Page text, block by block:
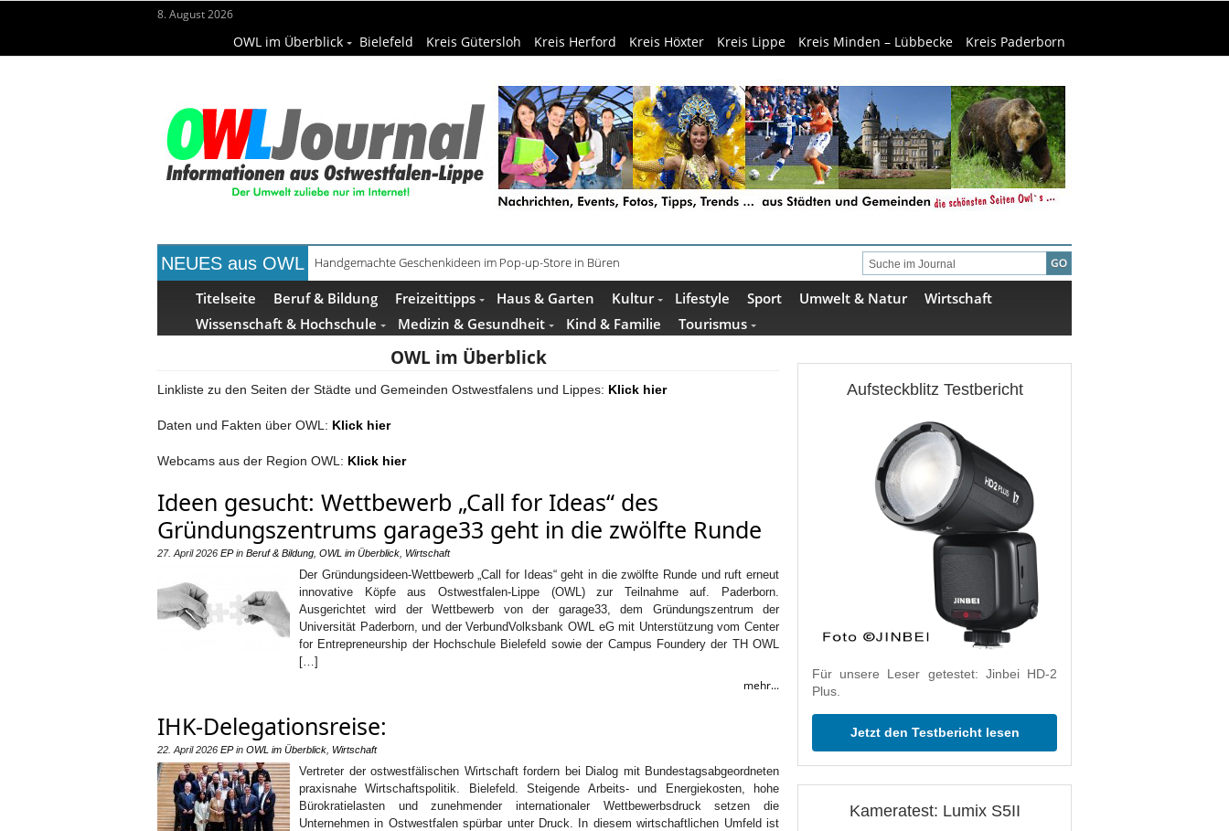
8. August 2026
OWL im Überblick Bielefeld Kreis Gütersloh Kreis Herford Kreis Höxter Kreis Lippe Kreis Minden – Lübbecke Kreis Paderborn
NEUES aus OWL
Handgemachte Geschenkideen im Pop-up-Store in Büren
Bielefelder Freibäder: 350.000 Gäste schon Anfang August
Titelseite Beruf & Bildung Freizeittipps Haus & Garten Kultur Lifestyle Sport Umwelt & Natur
Wirtschaft
Wissenschaft & Hochschule
Medizin & Gesundheit Kind & Familie Tourismus
OWL im Überblick
Linkliste zu den Seiten der Städte und Gemeinden Ostwestfalens und Lippes: Klick hier
Daten und Fakten über OWL: Klick hier
Webcams aus der Region OWL: Klick hier
Ideen gesucht: Wettbewerb „Call for Ideas“ des
Gründungszentrums garage33 geht in die zwölfte Runde
27. April 2026 EPin Beruf & Bildung OWL im Überblick Wirtschaft
Der Gründungsideen-Wettbewerb „Call for Ideas“ geht in die zwölfte Runde und ruft erneut
innovative Köpfe aus Ostwestfalen-Lippe (OWL) zur Teilnahme auf. Paderborn.
Ausgerichtet wird der Wettbewerb von der garage33, dem Gründungszentrum der
Universität Paderborn, und der VerbundVolksbank OWL eG mit Unterstützung vom Center
for Entrepreneurship der Hochschule Bielefeld sowie der Campus Foundery der TH OWL
[…]
mehr...
IHK-Delegationsreise:
22. April 2026 EPin OWL im Überblick Wirtschaft
Vertreter der ostwestfälischen Wirtschaft fordern bei Dialog mit Bundestagsabgeordneten
praxisnahe Wirtschaftspolitik. Bielefeld. Steigende Arbeits‑ und Energiekosten, hohe
Bürokratielasten und zunehmender internationaler Wettbewerbsdruck setzen die
Unternehmen in Ostwestfalen spürbar unter Druck. In diesem wirtschaftlichen Umfeld ist
Aufsteckblitz Testbericht
Für unsere Leser getestet: Jinbei HD-2
Plus.
Jetzt den Testbericht lesen
Kameratest: Lumix S5II